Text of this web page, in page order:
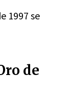
1997 se
de